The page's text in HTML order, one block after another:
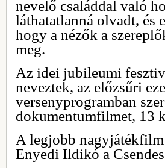
nevelő családdal való
láthatatlanná olvadt, és
hogy a nézők a
meg.
Az idei jubileumi
neveztek, az előzsűri
versenyprogramban
dokumentumfilmet, 13
A legjobb
Enyedi Ildikó a